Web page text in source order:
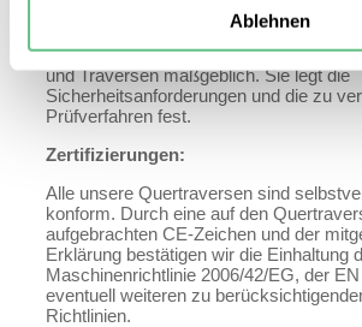
Ablehnen
Normen, die eingehalten werden müssen.
In der EU ist die EN 13155 für lose
und Traversen maßgeblich. Sie legt die
Sicherheitsanforderungen und die zu
Prüfverfahren fest.
Zertifizierungen:
Alle unsere Quertraversen sind
konform. Durch eine auf den
aufgebrachten CE-Zeichen und der
Erklärung bestätigen wir die Einhaltung
Maschinenrichtlinie 2006/42/EG, der
eventuell weiteren zu
Richtlinien.